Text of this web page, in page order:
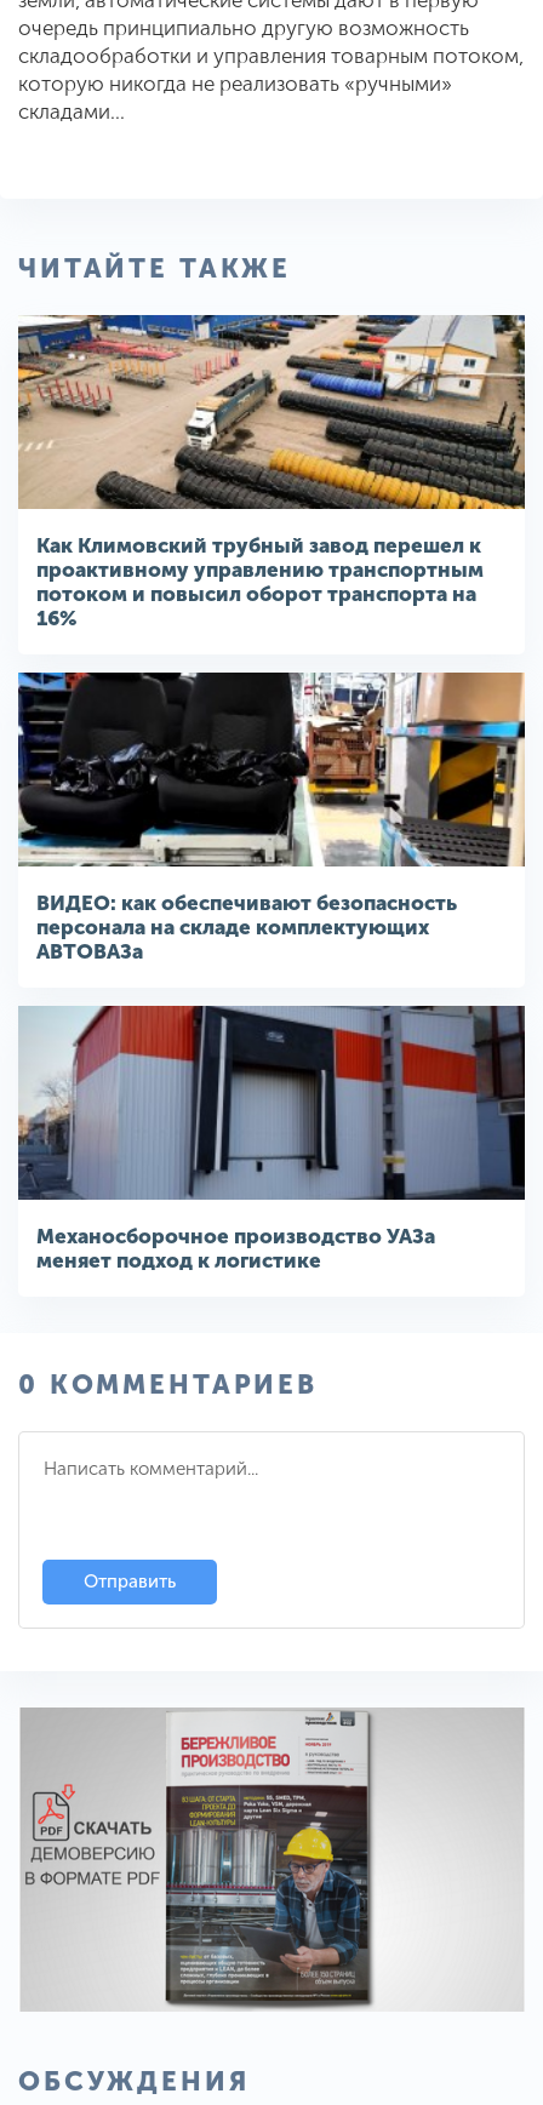
очередь принципиально другую возможность
складообработки и управления товарным потоком,
которую никогда не реализовать «ручными»
складами…
ЧИТАЙТЕ ТАКЖЕ
Как Климовский трубный завод перешел к
проактивному управлению транспортным
потоком и повысил оборот транспорта на
16%
ВИДЕО: как обеспечивают безопасность
персонала на складе комплектующих
АВТОВАЗа
Механосборочное производство УАЗа
меняет подход к логистике
0 КОММЕНТАРИЕВ
Отправить
ОБСУЖДЕНИЯ